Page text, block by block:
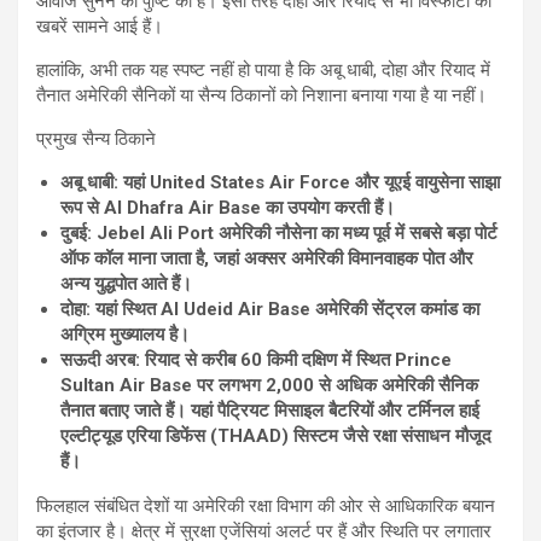
खबरें सामने आई हैं।
हालांकि, अभी तक यह स्पष्ट नहीं हो पाया है कि अबू धाबी, दोहा और रियाद में
तैनात अमेरिकी सैनिकों या सैन्य ठिकानों को निशाना बनाया गया है या नहीं।
प्रमुख सैन्य ठिकाने
अबू धाबी: यहां United States Air Force और यूएई वायुसेना साझा
रूप से Al Dhafra Air Base का उपयोग करती हैं।
दुबई: Jebel Ali Port अमेरिकी नौसेना का मध्य पूर्व में सबसे बड़ा पोर्ट
ऑफ कॉल माना जाता है, जहां अक्सर अमेरिकी विमानवाहक पोत और
अन्य युद्धपोत आते हैं।
दोहा: यहां स्थित Al Udeid Air Base अमेरिकी सेंट्रल कमांड का
अग्रिम मुख्यालय है।
सऊदी अरब: रियाद से करीब 60 किमी दक्षिण में स्थित Prince
Sultan Air Base पर लगभग 2,000 से अधिक अमेरिकी सैनिक
तैनात बताए जाते हैं। यहां पैट्रियट मिसाइल बैटरियों और टर्मिनल हाई
एल्टीट्यूड एरिया डिफेंस (THAAD) सिस्टम जैसे रक्षा संसाधन मौजूद
हैं।
फिलहाल संबंधित देशों या अमेरिकी रक्षा विभाग की ओर से आधिकारिक बयान
का इंतजार है। क्षेत्र में सुरक्षा एजेंसियां अलर्ट पर हैं और स्थिति पर लगातार